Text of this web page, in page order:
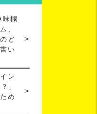
味欄
、
ど
い
ン
」
め